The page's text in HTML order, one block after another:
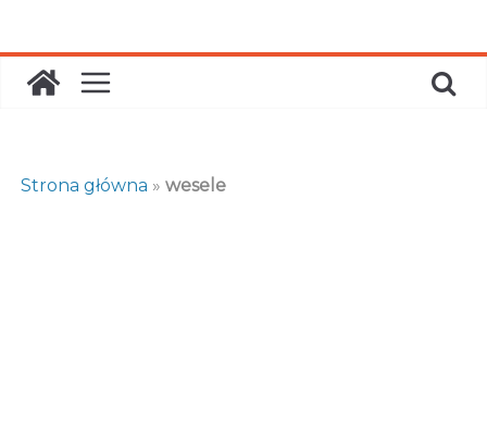
content
Strona główna »wesele